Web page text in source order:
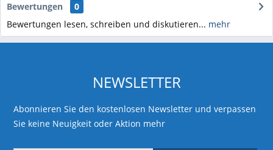
Bewertungen
0
Bewertungen lesen, schreiben und diskutieren... mehr
NEWSLETTER
Abonnieren Sie den kostenlosen Newsletter und verpassen
Sie keine Neuigkeit oder Aktion mehr